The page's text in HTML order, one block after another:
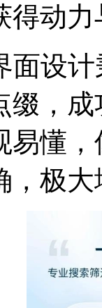
得动
面设
缀，
易懂
，极